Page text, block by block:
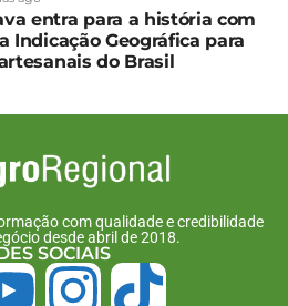
do encontro trouxe
temas fundamentais para
com o tema
para estação de monta?”,
nutricionais e de manejo
reprodutivos.
diretor executivo da
entra para a história com
Indicação Geográfica para
do Brasil
com qualidade e credibilidade
desde abril de 2018.
SOCIAIS